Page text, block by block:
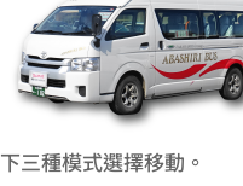
三種模式選擇移動。